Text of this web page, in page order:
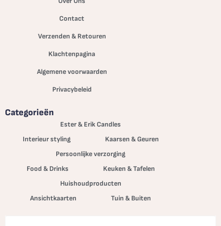
Contact
Verzenden & Retouren
Klachtenpagina
Algemene voorwaarden
Privacybeleid
Categorieën
Ester & Erik Candles
Interieur styling
Kaarsen & Geuren
Persoonlijke verzorging
Food & Drinks
Keuken & Tafelen
Huishoudproducten
Ansichtkaarten
Tuin & Buiten